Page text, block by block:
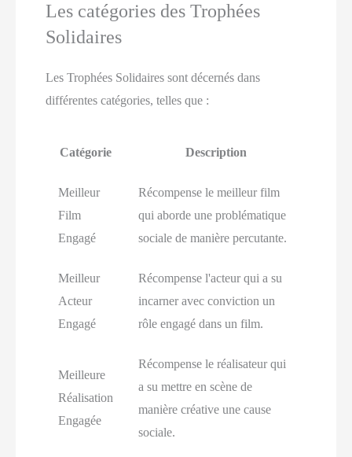
Les catégories des Trophées
Solidaires
Les Trophées Solidaires sont décernés dans
différentes catégories, telles que :
Catégorie Description
Meilleur
Film
Engagé
Récompense le meilleur film
qui aborde une problématique
sociale de manière percutante.
Meilleur
Acteur
Engagé
Récompense l'acteur qui a su
incarner avec conviction un
rôle engagé dans un film.
Meilleure
Réalisation
Engagée
Récompense le réalisateur qui
a su mettre en scène de
manière créative une cause
sociale.